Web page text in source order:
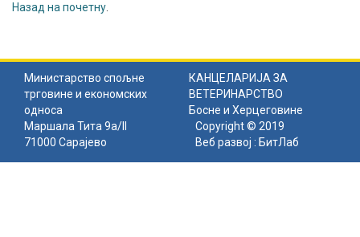
Назад на почетну
Министарство спољне
трговине и економских
односа
КАНЦЕЛАРИЈА ЗА
ВЕТЕРИНАРСТВО
Босне и Херцеговине
Маршала Тита 9а/II
71000 Сарајево
Copyright © 2019
Веб развој : БитЛаб